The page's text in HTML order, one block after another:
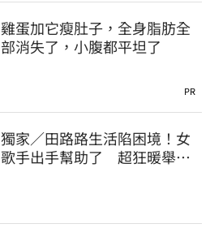
雞蛋加它瘦肚子，全身脂肪全
部消失了，小腹都平坦了
PR
獨家／田路路生活陷困境！女
歌手出手幫助了 超狂暖舉曝